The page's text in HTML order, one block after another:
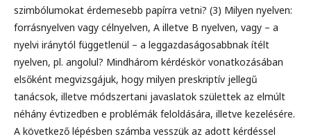
szimbólumokat érdemesebb papírra vetni? (3) Milyen nyelven:
forrásnyelven vagy célnyelven, A illetve B nyelven, vagy – a
nyelvi iránytól függetlenül – a leggazdaságosabbnak ítélt
nyelven, pl. angolul? Mindhárom kérdéskör vonatkozásában
elsőként megvizsgájuk, hogy milyen preskriptív jellegű
tanácsok, illetve módszertani javaslatok születtek az elmúlt
néhány évtizedben e problémák feloldására, illetve kezelésére.
A következő lépésben számba vesszük az adott kérdéssel